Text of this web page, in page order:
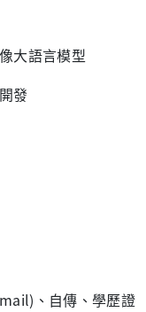
大語言模型
發
、自傳、學歷證